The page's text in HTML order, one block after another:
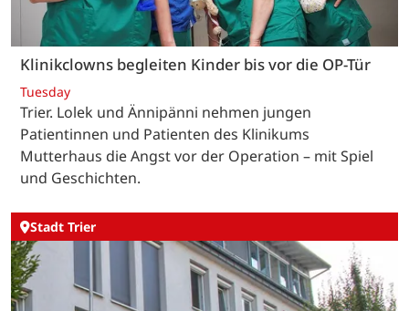
Klinikclowns begleiten Kinder bis vor die OP-Tür
Tuesday
Trier. Lolek und Ännipänni nehmen jungen
Patientinnen und Patienten des Klinikums
Mutterhaus die Angst vor der Operation – mit Spiel
und Geschichten.
Stadt Trier